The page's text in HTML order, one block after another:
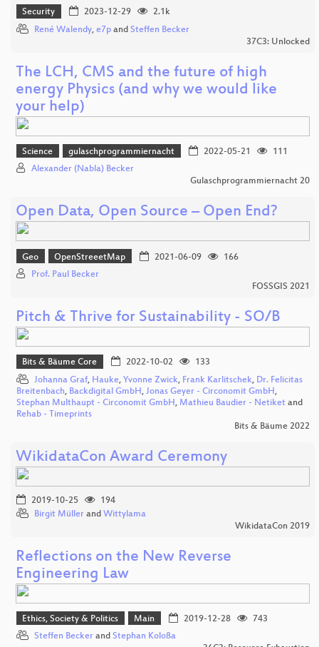
Security 2023-12-29
2.1k
René Walendy, e7p and Steffen Becker
37C3: Unlocked
The LCH, CMS and the future of high
energy Physics (and why we would like
your help)
Science gulaschprogrammiernacht 2022-05-21
111
Alexander (Nabla) Becker
Gulaschprogrammiernacht 20
Open Data, Open Source – Open End?
Geo OpenStreeetMap 2021-06-09
166
Prof. Paul Becker
FOSSGIS 2021
Pitch & Thrive for Sustainability - SO/B
Bits & Bäume Core 2022-10-02
133
Johanna Graf, Hauke, Yvonne Zwick, Frank Karlitschek, Dr. Felicitas
Breitenbach, Backdigital GmbH, Jonas Geyer - Circonomit GmbH,
Stephan Multhaupt - Circonomit GmbH, Mathieu Baudier - Netiket and
Rehab - Timeprints
Bits & Bäume 2022
WikidataCon Award Ceremony
2019-10-25
194
Birgit Müller and Wittylama
WikidataCon 2019
Reflections on the New Reverse
Engineering Law
Ethics, Society & Politics Main 2019-12-28
743
Steffen Becker and Stephan Koloßa